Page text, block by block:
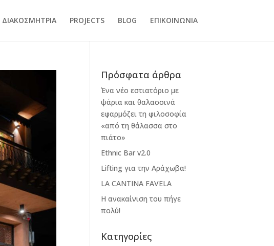
ΔΙΑΚΟΣΜΗΤΡΙΑ PROJECTS BLOG ΕΠΙΚΟΙΝΩΝΙΑ
Πρόσφατα άρθρα
Ένα νέο εστιατόριο με
ψάρια και θαλασσινά
εφαρμόζει τη φιλοσοφία
«από τη θάλασσα στο
πιάτο»
Ethnic Bar v2.0
Lifting για την Αράχωβα!
LA CANTINA FAVELA
Η ανακαίνιση του πήγε
πολύ!
Kατηγορίες